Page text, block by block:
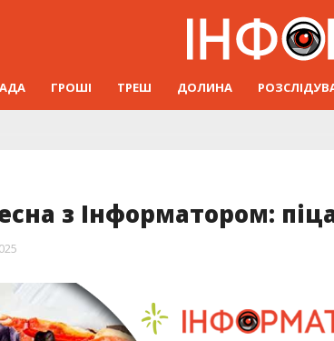
ГРОШІ ТРЕШ ДОЛИНА
з Інформатором: